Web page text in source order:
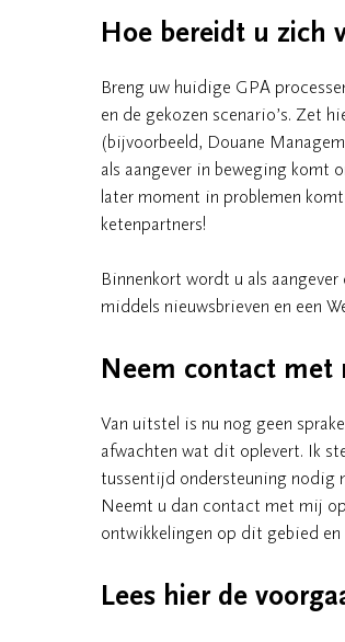
Hoe bereidt u zich
Breng uw huidige GPA
en de gekozen scenario’s. Zet
(bijvoorbeeld, Douane
als aangever in beweging komt
later moment in problemen
ketenpartners!
Binnenkort wordt u als
middels nieuwsbrieven en een
Neem contact met
Van uitstel is nu nog geen
afwachten wat dit oplevert. Ik
tussentijd ondersteuning nodig
Neemt u dan contact met mij
ontwikkelingen op dit gebied en
Lees hier de